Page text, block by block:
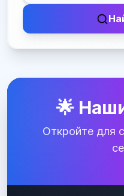
🌟
Откройте для